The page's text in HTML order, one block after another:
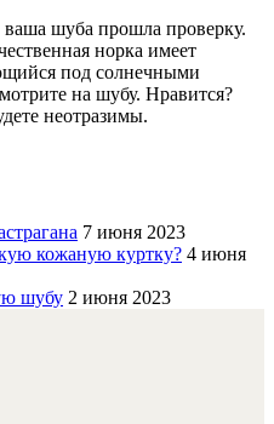
шуба прошла проверку.
норка имеет
под солнечными
на шубу. Нравится?
неотразимы.
7 июня 2023
кожаную куртку? 4 июня
шубу 2 июня 2023